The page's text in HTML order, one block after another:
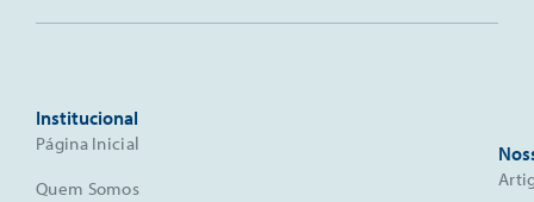
Institucional
Página Inicial
Quem Somos